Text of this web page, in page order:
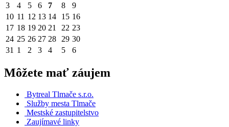
3
4 5 6 7 8
9
10 11 12 13 14 15 16
17 18 19 20 21 22 23
24 25 26 27 28 29 30
31 1 2 3 4 5 6
Môžete mať záujem
Bytreal Tlmače s.r.o.
Služby mesta Tlmače
Mestské zastupitelstvo
Zaujímavé linky